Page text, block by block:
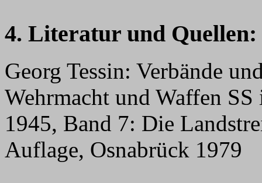
4. Literatur und Quellen:
Georg Tessin: Verbände
Wehrmacht und Waffen
1945, Band 7: Die
Auflage, Osnabrück 1979